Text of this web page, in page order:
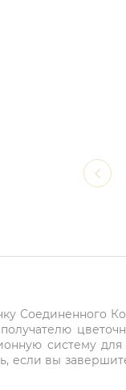
Соединенного
систему
если вы